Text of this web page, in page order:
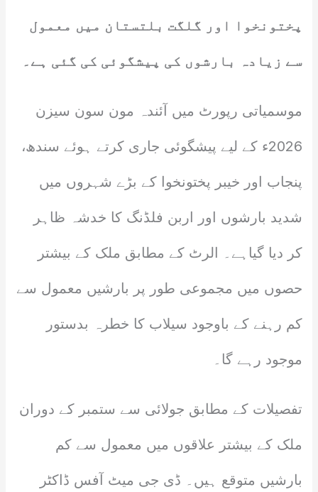
پختونخوا اور گلگت بلتستان میں معمول
سے زیادہ بارشوں کی پیشگوئی کی گئی ہے۔
موسمیاتی رپورٹ میں آئندہ مون سون سیزن
2026ء کے لیے پیشگوئی جاری کرتے ہوئے سندھ،
پنجاب اور خیبر پختونخوا کے بڑے شہروں میں
شدید بارشوں اور اربن فلڈنگ کا خدشہ ظاہر
کر دیا گیاہے۔ الرٹ کے مطابق ملک کے بیشتر
حصوں میں مجموعی طور پر بارشیں معمول سے
کم رہنے کے باوجود سیلاب کا خطرہ بدستور
موجود رہے گا۔
تفصیلات کے مطابق جولائی سے ستمبر کے دوران
ملک کے بیشتر علاقوں میں معمول سے کم
بارشیں متوقع ہیں۔ ڈی جی میٹ آفس ڈاکٹر